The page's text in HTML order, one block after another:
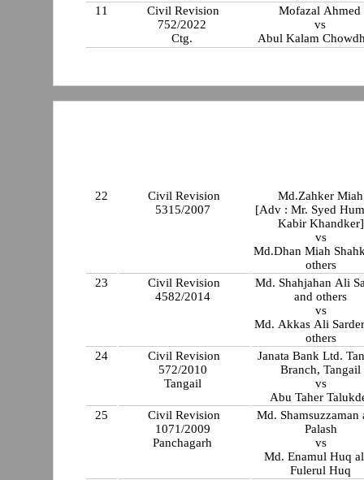
11
Civil Revision
752/2022
Ctg.
Mofazal Ahmed
vs
Abul Kalam
22
Civil Revision
5315/2007
Md.Zahker Miah
[Adv : Mr. Syed
Kabir Khandker]
vs
Md.Dhan Miah
others
23
Civil Revision
4582/2014
Md. Shahjahan Ali
and others
vs
Md. Akkas Ali
others
24
Civil Revision
572/2010
Tangail
Janata Bank Ltd.
Branch, Tangail
vs
Abu Taher
25
Civil Revision
1071/2009
Panchagarh
Md. Shamsuzzaman
Palash
vs
Md. Enamul Huq
Fulerul Huq